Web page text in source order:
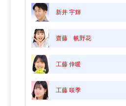
新井 宇輝
齋藤 帆野花
工藤 倖暖
工藤 咲季